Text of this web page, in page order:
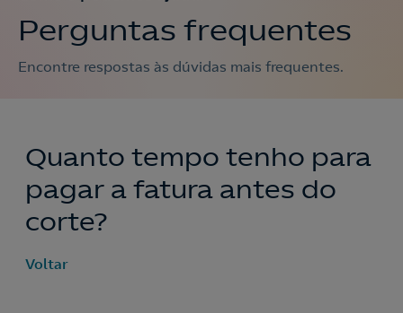
Perguntas frequentes
Encontre respostas às dúvidas mais frequentes.
Quanto tempo tenho para
pagar a fatura antes do
corte?
Voltar